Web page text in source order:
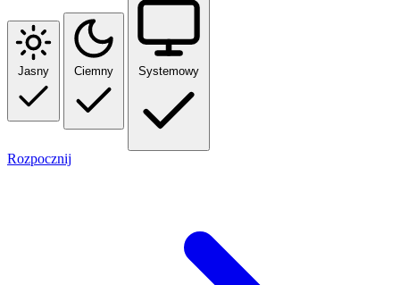
Jasny Ciemny Systemowy
Rozpocznij